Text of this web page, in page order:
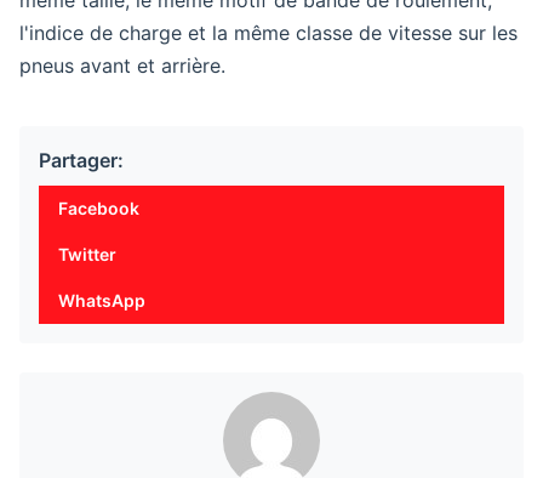
l'indice de charge et la même classe de vitesse sur les
pneus avant et arrière.
Partager:
Facebook
Twitter
WhatsApp